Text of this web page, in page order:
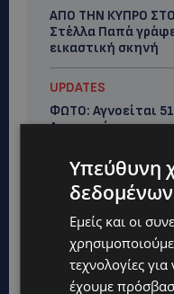
ΑΠΟ ΤΗΝ ΚΥΠΡΟ
Στέλλα Παπά
εικαστική σκηνή
UPDATES
ΦΩΤΟ: Αγνοείται
Αστυνομίας για
UPDATES
ΣΤΑΥΡΟΣ
«κουρεμένους»
Χριστοδουλίδης
UPDATES
ΚΙΤΡΙΝΗ
Υπεύθυνη
Εμείς και οι
τεχνολογίες
έχουμε